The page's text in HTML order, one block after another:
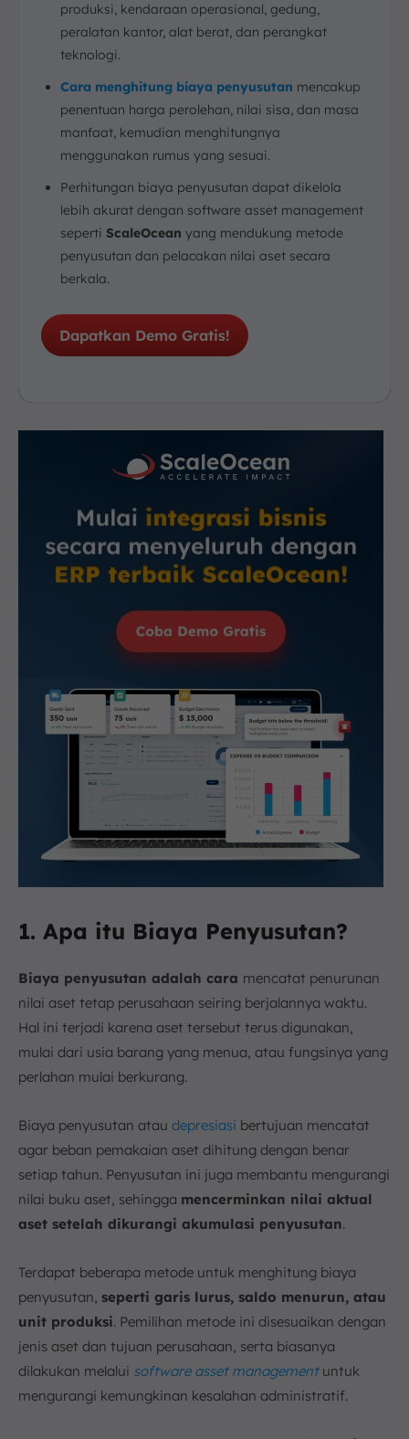
produksi, kendaraan operasional, gedung,
peralatan kantor, alat berat, dan perangkat
teknologi.
Cara menghitung biaya penyusutan mencakup
penentuan harga perolehan, nilai sisa, dan masa
manfaat, kemudian menghitungnya
menggunakan rumus yang sesuai.
Perhitungan biaya penyusutan dapat dikelola
lebih akurat dengan software asset management
seperti ScaleOcean yang mendukung metode
penyusutan dan pelacakan nilai aset secara
berkala.
Dapatkan Demo Gratis!
1. Apa itu Biaya Penyusutan?
Biaya penyusutan adalah cara mencatat penurunan
nilai aset tetap perusahaan seiring berjalannya waktu.
Hal ini terjadi karena aset tersebut terus digunakan,
mulai dari usia barang yang menua, atau fungsinya yang
perlahan mulai berkurang.
Biaya penyusutan atau depresiasi bertujuan mencatat
agar beban pemakaian aset dihitung dengan benar
setiap tahun. Penyusutan ini juga membantu mengurangi
nilai buku aset, sehingga mencerminkan nilai aktual
aset setelah dikurangi akumulasi penyusutan.
Terdapat beberapa metode untuk menghitung biaya
penyusutan, seperti garis lurus, saldo menurun, atau
unit produksi. Pemilihan metode ini disesuaikan dengan
jenis aset dan tujuan perusahaan, serta biasanya
dilakukan melalui software asset managementuntuk
mengurangi kemungkinan kesalahan administratif.